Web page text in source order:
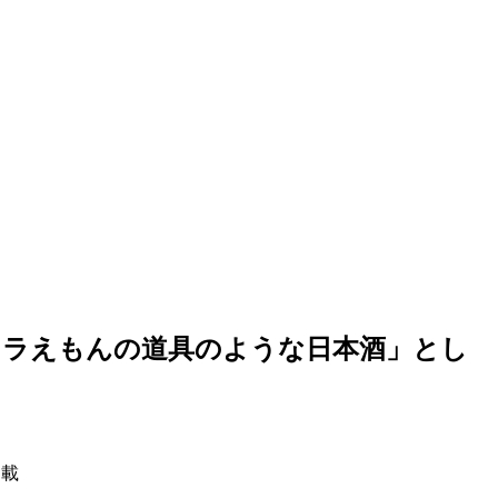
えもんの道具のような日本酒」とし